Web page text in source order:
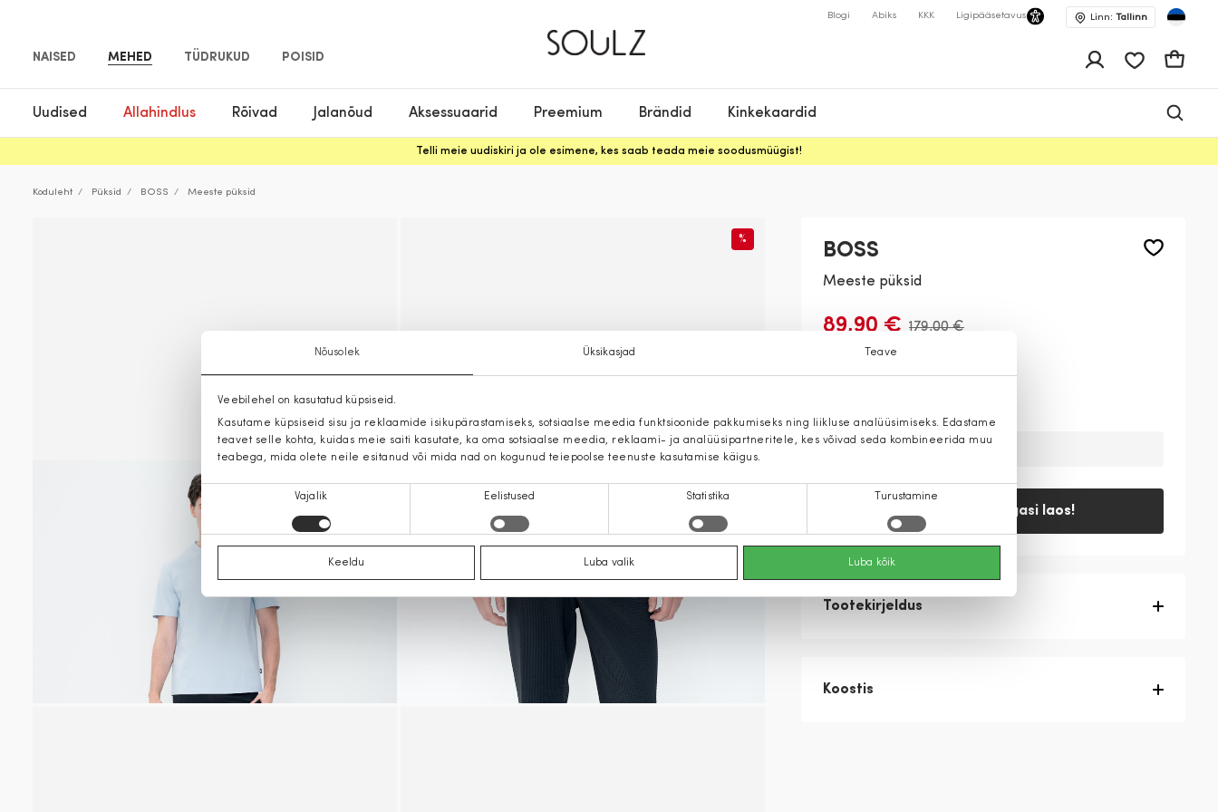
Nõusolek Üksikasjad Teave
Veebilehel on kasutatud küpsiseid.
Kasutame küpsiseid sisu ja reklaamide isikupärastamiseks, sotsiaalse meedia funktsioonide pakkumiseks ning liikluse analüüsimiseks. Edastame
teavet selle kohta, kuidas meie saiti kasutate, ka oma sotsiaalse meedia, reklaami- ja analüüsipartneritele, kes võivad seda kombineerida muu
teabega, mida olete neile esitanud või mida nad on kogunud teiepoolse teenuste kasutamise käigus.
Nõusoleku
Vajalik Eelistused Statistika Turustamine
Keeldu Luba valik Luba kõik
NAISED MEHED TÜDRUKUD POISID
Blogi Abiks KKK Ligipääsetavus Linn: Tallinn
Uudised Allahindlus Rõivad Jalanõud Aksessuaarid Preemium Brändid Kinkekaardid
Telli meie uudiskiri ja ole esimene, kes saab teada meie soodusmüügist!
Koduleht Püksid BOSS Meeste püksid
%
BOSS
Meeste püksid
89,90 € 179,00 €
Teavita, kui tagasi laos!
Tootekirjeldus
Koostis